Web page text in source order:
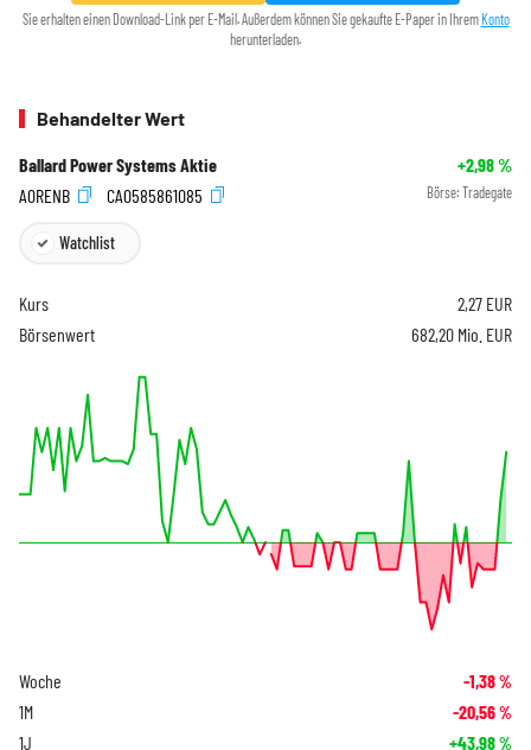
Sie erhalten einen Download-Link per E-Mail. Außerdem können Sie gekaufte E-Paper in Ihrem Konto
herunterladen.
Behandelter Wert
Ballard Power Systems Aktie +2,98%
A0RENB
CA0585861085 Börse: Tradegate
Watchlist
Kurs 2,27 EUR
Börsenwert
682,20 Mio. EUR
Woche -1,38%
1M -20,56%
1J +43,98%